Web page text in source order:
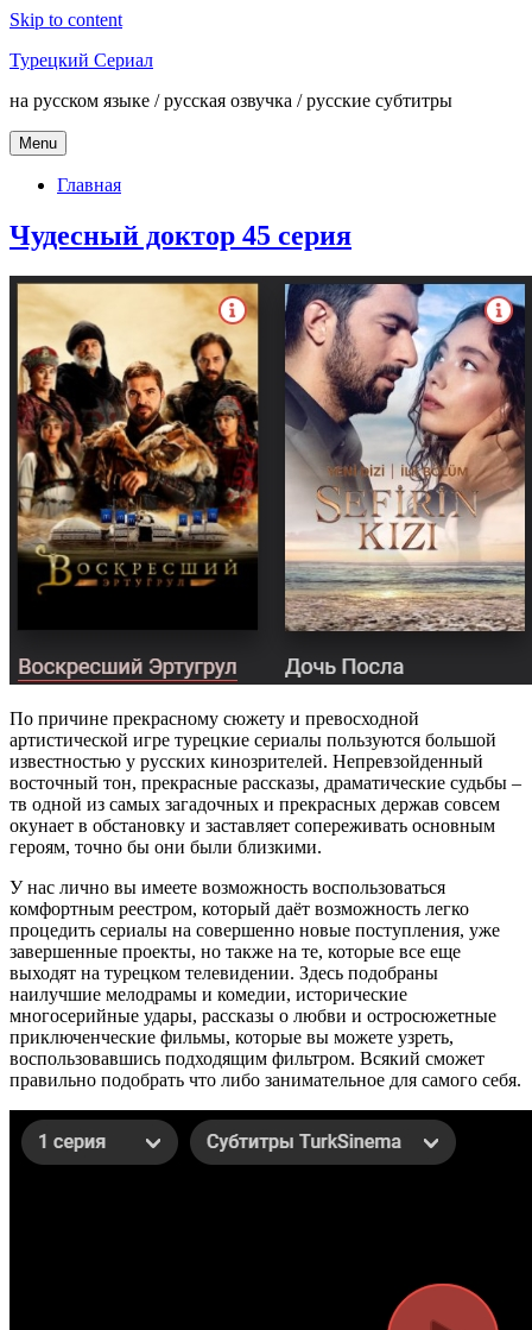
Skip to content
Турецкий Сериал
на русском языке / русская озвучка / русские субтитры
Menu
Главная
Чудесный доктор 45 серия
По причине прекрасному сюжету и превосходной
артистической игре турецкие сериалы пользуются большой
известностью у русских кинозрителей. Непревзойденный
восточный тон, прекрасные рассказы, драматические судьбы –
тв одной из самых загадочных и прекрасных держав совсем
окунает в обстановку и заставляет сопереживать основным
героям, точно бы они были близкими.
У нас лично вы имеете возможность воспользоваться
комфортным реестром, который даёт возможность легко
процедить сериалы на совершенно новые поступления, уже
завершенные проекты, но также на те, которые все еще
выходят на турецком телевидении. Здесь подобраны
наилучшие мелодрамы и комедии, исторические
многосерийные удары, рассказы о любви и остросюжетные
приключенческие фильмы, которые вы можете узреть,
воспользовавшись подходящим фильтром. Всякий сможет
правильно подобрать что либо занимательное для самого себя.